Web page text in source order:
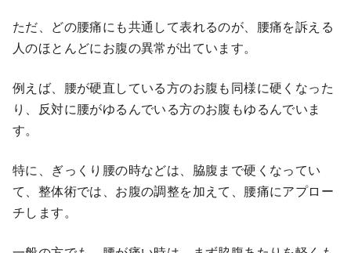
ただ、どの腰痛にも共通して表れるのが、腰痛を訴える
人のほとんどにお腹の異常が出ています。
例えば、腰が硬直している方のお腹も同様に硬くなった
り、反対に腰がゆるんでいる方のお腹もゆるんでいま
す。
特に、ぎっくり腰の時などは、脇腹まで硬くなってい
て、整体術では、お腹の調整を加えて、腰痛にアプロー
チします。